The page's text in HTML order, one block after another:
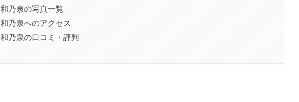
和乃泉の写真一覧
和乃泉へのアクセス
和乃泉の口コミ・評判